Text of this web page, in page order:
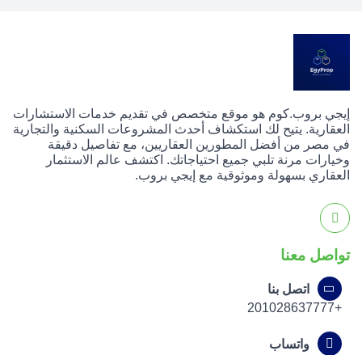
إيجي بروب.كوم هو موقع متخصص في تقديم خدمات الاستشارات
العقارية. يتيح لك استكشاف أحدث المشروعات السكنية والتجارية
في مصر من أفضل المطورين العقاريين، مع تفاصيل دقيقة
وخيارات مرنة تلبي جميع احتياجاتك. اكتشف عالم الاستثمار
العقاري بسهولة وموثوقية مع إيجي بروب.
تواصل معنا
اتصل بنا
+201028637777
واتساب